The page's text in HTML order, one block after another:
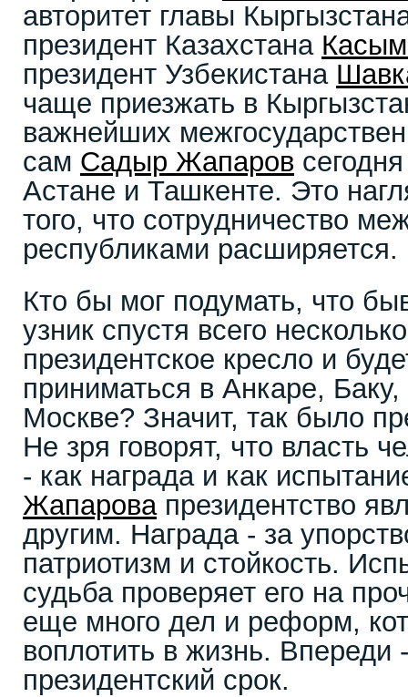
авторитет главы
президент Казахстана
президент Узбекистана
чаще приезжать в
важнейших
сам Садыр Жапаров
Астане и Ташкенте. Это
того, что сотрудничество
республиками расширяется.
Кто бы мог подумать, что
узник спустя всего
президентское кресло и
приниматься в Анкаре,
Москве? Значит, так было
Не зря говорят, что власть
- как награда и как
Жапаровапрезидентство
другим. Награда - за
патриотизм и стойкость.
судьба проверяет его на
еще много дел и реформ,
воплотить в жизнь.
президентский срок.